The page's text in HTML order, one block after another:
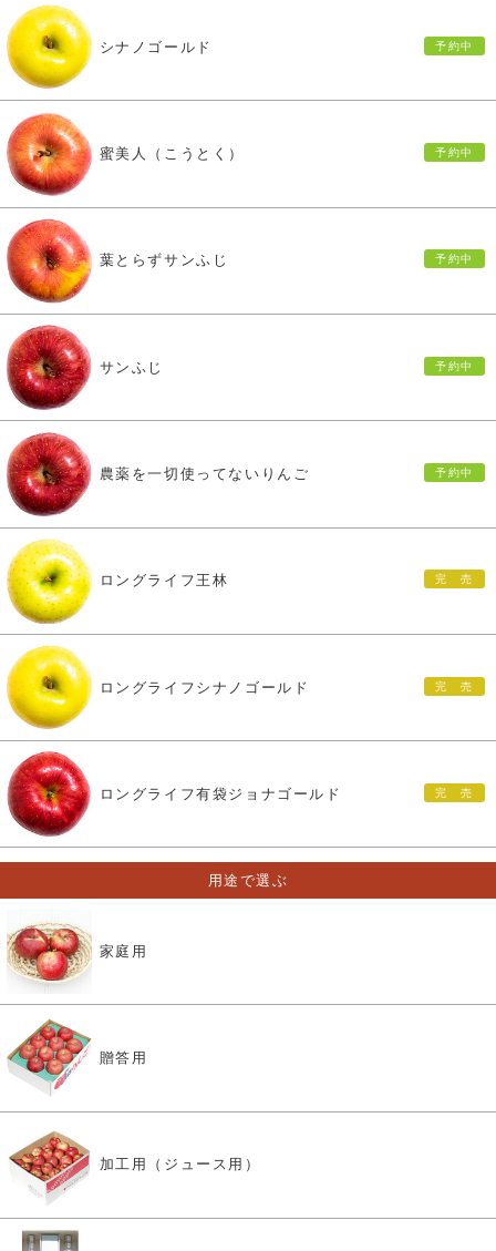
シナノゴールド
蜜美人（こうとく）
葉とらずサンふじ
サンふじ
農薬を一切使ってないりんご
ロングライフ王林
ロングライフシナノゴールド
ロングライフ有袋ジョナゴールド
用途で選ぶ
家庭用
贈答用
加工用（ジュース用）